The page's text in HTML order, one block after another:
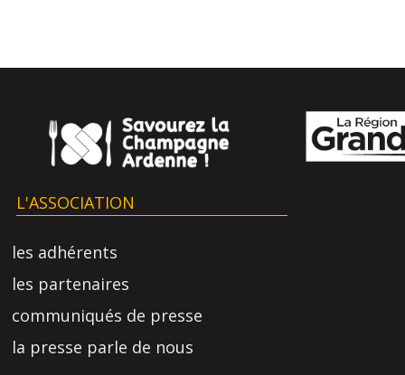
L'ASSOCIATION
les adhérents
les partenaires
communiqués de presse
la presse parle de nous